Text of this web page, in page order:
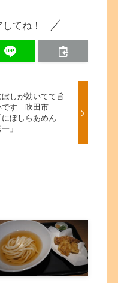
てね！
ぼしが効いてて旨
です 吹田市
にぼしらあめん
」